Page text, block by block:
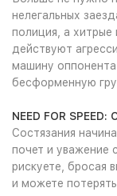
нелегальных
полиция, а хитрые
действуют
машину оппонента
бесформенную
NEED FOR SPEED:
Состязания
почет и уважение
рискуете, бросая
и можете